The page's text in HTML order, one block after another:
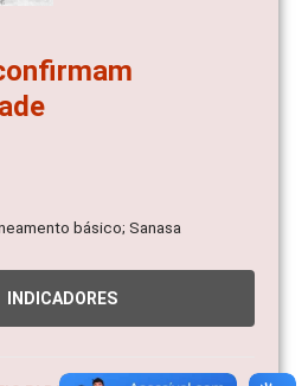
básico; Sanasa
INDICADORES